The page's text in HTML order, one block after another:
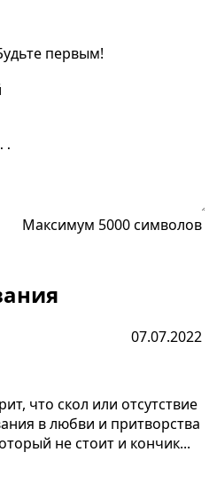
первым!
Максимум 5000 символов
07.07.2022
в любви и притворства
не стоит и кончик...